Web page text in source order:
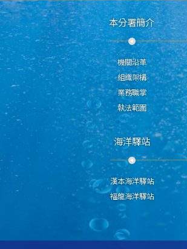
本分署簡介
機關沿革
組織架構
業務職掌
執法範圍
海洋驛站
漢本海洋驛站
福龍海洋驛站